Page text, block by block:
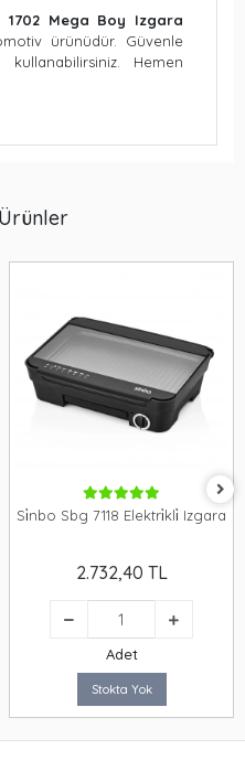
1702 Mega Boy Izgara
ürünüdür. Güvenle
Hemen
Si̇nbo Sbg 7118 Elektri̇kli̇ Izgara
2.732,40 TL
Adet
Stokta Yok